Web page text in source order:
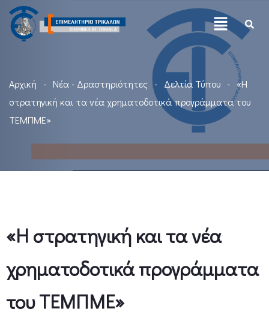
Αρχική Νέα - Δραστηριότητες Δελτία Τύπου
«Η
στρατηγική και τα νέα χρηματοδοτικά προγράμματα του
ΤΕΜΠΜΕ»
«Η στρατηγική και τα νέα
χρηματοδοτικά προγράμματα
του ΤΕΜΠΜΕ»